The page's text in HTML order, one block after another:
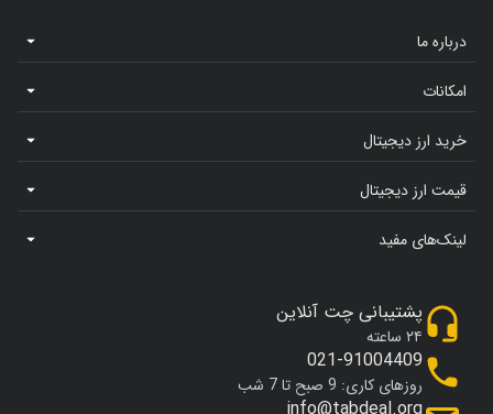
درباره ما
امکانات
خرید ارز دیجیتال
قیمت ارز دیجیتال
لینک‌های مفید
پشتیبانی چت آنلاین
۲۴ ساعته
021-91004409
روزهای کاری: 9 صبح تا 7 شب